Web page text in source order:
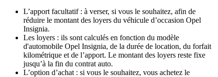
L’apport facultatif : à verser, si vous le souhaitez, afin de
réduire le montant des loyers du véhicule d’occasion Opel
Insignia.
Les loyers : ils sont calculés en fonction du modèle
d'automobile Opel Insignia, de la durée de location, du forfait
kilométrique et de l’apport. Le montant des loyers reste fixe
jusqu’à la fin du contrat auto.
L’option d’achat : si vous le souhaitez, vous achetez le